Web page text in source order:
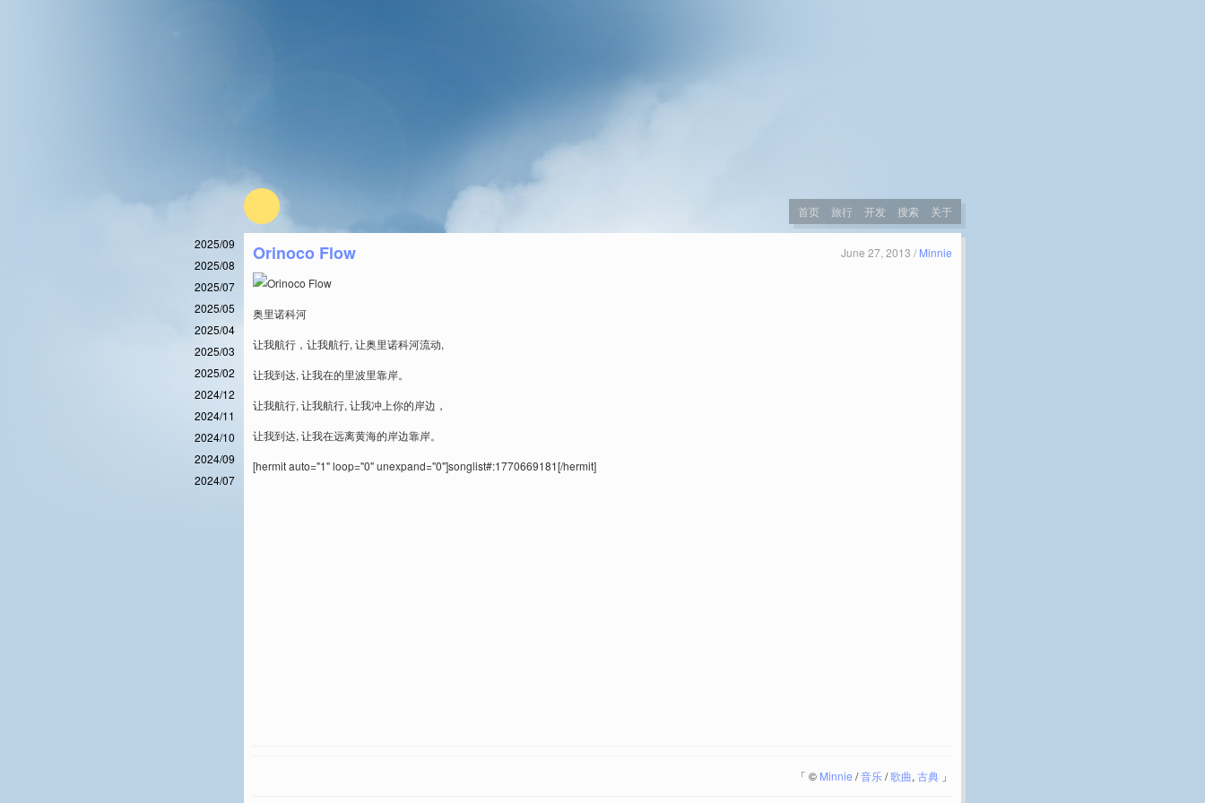
首页 旅行 开发 搜索 关于
2025/09
2025/08
2025/07
2025/05
2025/04
2025/03
2025/02
2024/12
2024/11
2024/10
2024/09
2024/07
Orinoco Flow June 27, 2013 / Minnie
奥里诺科河
让我航行，让我航行, 让奥里诺科河流动,
让我到达, 让我在的里波里靠岸。
让我航行, 让我航行, 让我冲上你的岸边，
让我到达, 让我在远离黄海的岸边靠岸。
[hermit auto="1" loop="0" unexpand="0"]songlist#:1770669181[/hermit]
「 © Minnie /音乐/歌曲, 古典 」